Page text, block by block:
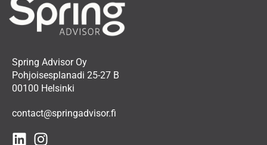
Spring Advisor Oy
Pohjoisesplanadi 25-27 B
00100 Helsinki
contact@springadvisor.fi